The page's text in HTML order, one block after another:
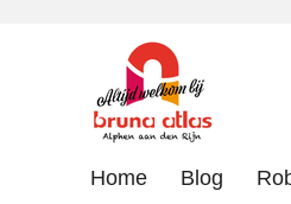
Home Blog